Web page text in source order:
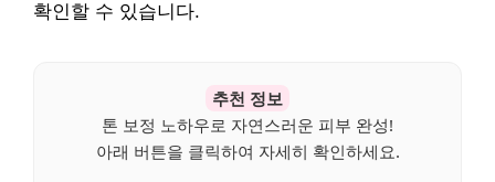
확인할 수 있습니다.
추천 정보
톤 보정 노하우로 자연스러운 피부 완성!
아래 버튼을 클릭하여 자세히 확인하세요.